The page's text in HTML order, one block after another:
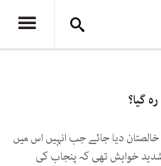
گیا؟
دیا جائے جب انہیں اس میں
خواہش تھی کہ پنجاب کی